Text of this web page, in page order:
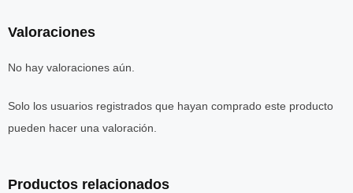
Valoraciones
No hay valoraciones aún.
Solo los usuarios registrados que hayan comprado este producto
pueden hacer una valoración.
Productos relacionados